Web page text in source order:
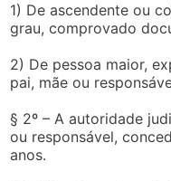
1) De ascendente ou
grau, comprovado
2) De pessoa maior,
pai, mãe ou
§ 2º – A autoridade
ou responsável,
anos.